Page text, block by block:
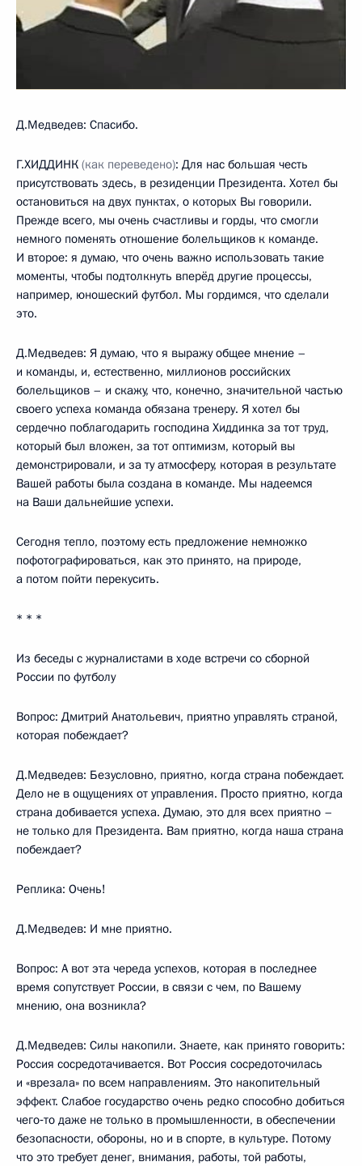
Д.Медведев: Спасибо.
Г.ХИДДИНК (как переведено): Для нас большая честь
присутствовать здесь, в резиденции Президента. Хотел бы
остановиться на двух пунктах, о которых Вы говорили.
Прежде всего, мы очень счастливы и горды, что смогли
немного поменять отношение болельщиков к команде.
И второе: я думаю, что очень важно использовать такие
моменты, чтобы подтолкнуть вперёд другие процессы,
например, юношеский футбол. Мы гордимся, что сделали
это.
Д.Медведев: Я думаю, что я выражу общее мнение –
и команды, и, естественно, миллионов российских
болельщиков – и скажу, что, конечно, значительной частью
своего успеха команда обязана тренеру. Я хотел бы
сердечно поблагодарить господина Хиддинка за тот труд,
который был вложен, за тот оптимизм, который вы
демонстрировали, и за ту атмосферу, которая в результате
Вашей работы была создана в команде. Мы надеемся
на Ваши дальнейшие успехи.
Сегодня тепло, поэтому есть предложение немножко
пофотографироваться, как это принято, на природе,
а потом пойти перекусить.
* * *
Из беседы с журналистами в ходе встречи со сборной
России по футболу
Вопрос: Дмитрий Анатольевич, приятно управлять страной,
которая побеждает?
Д.Медведев: Безусловно, приятно, когда страна побеждает.
Дело не в ощущениях от управления. Просто приятно, когда
страна добивается успеха. Думаю, это для всех приятно –
не только для Президента. Вам приятно, когда наша страна
побеждает?
Реплика: Очень!
Д.Медведев: И мне приятно.
Вопрос: А вот эта череда успехов, которая в последнее
время сопутствует России, в связи с чем, по Вашему
мнению, она возникла?
Д.Медведев: Силы накопили. Знаете, как принято говорить:
Россия сосредотачивается. Вот Россия сосредоточилась
и «врезала» по всем направлениям. Это накопительный
эффект. Слабое государство очень редко способно добиться
чего‑то даже не только в промышленности, в обеспечении
безопасности, обороны, но и в спорте, в культуре. Потому
что это требует денег, внимания, работы, той работы,